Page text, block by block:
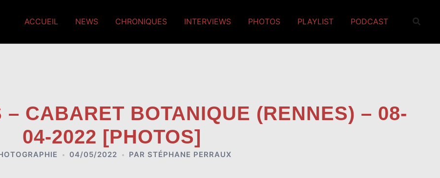
ACCUEIL NEWS CHRONIQUES INTERVIEWS PHOTOS PLAYLIST PODCAST
CABARET BOTANIQUE (RENNES) – 08-
04-2022 [PHOTOS]
04/05/2022 PAR STÉPHANE PERRAUX